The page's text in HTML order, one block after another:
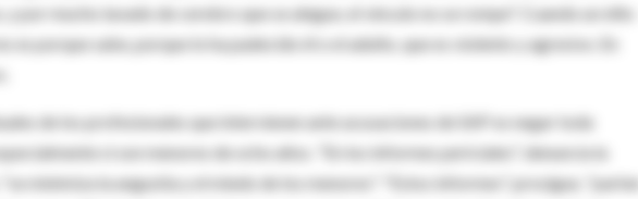
y por mucho lavado de cerebro que se alegue, el vínculo no se rompe". Cuando un niño
es porque sabe, porque lo ha padecido él o el adulto, que es violento y agresivo. En
de los profesionales que intervienen ante acusaciones de SAP es negar toda
si son menores de ocho años. "En los informes periciales", denuncia la
minimiza la angustia y el miedo de los menores". "Estos informes", prosigue, "parten